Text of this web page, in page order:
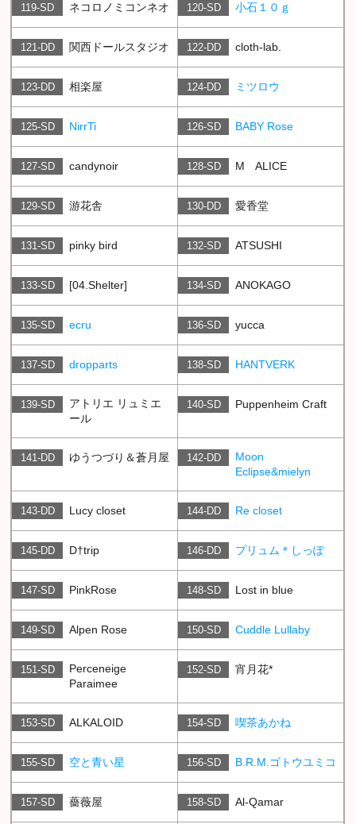
119-SD ネコロノミコンネオ 120-SD 小石１０ｇ
121-DD 関西ドールスタジオ 122-DD cloth-lab.
123-DD 相楽屋 124-DD ミツロウ
125-SD NirrTi 126-SD BABY Rose
127-SD candynoir 128-SD M ALICE
129-SD 游花舎 130-DD 愛香堂
131-SD pinky bird 132-SD ATSUSHI
133-SD [04.Shelter] 134-SD ANOKAGO
135-SD ecru 136-SD yucca
137-SD dropparts 138-SD HANTVERK
139-SD
アトリエ リュミエ
ール
140-SD Puppenheim Craft
141-DD ゆうつづり＆蒼月屋 142-DD
Moon
Eclipse&mielyn
143-DD Lucy closet 144-DD Re closet
145-DD D†trip 146-DD プリュム＊しっぽ
147-SD PinkRose 148-SD Lost in blue
149-SD Alpen Rose 150-SD Cuddle Lullaby
151-SD
Perceneige
Paraimee
152-SD 宵月花*
153-SD ALKALOID 154-SD 喫茶あかね
155-SD 空と青い星 156-SD B.R.M.ゴトウユミコ
157-SD 薔薇屋 158-SD Al-Qamar